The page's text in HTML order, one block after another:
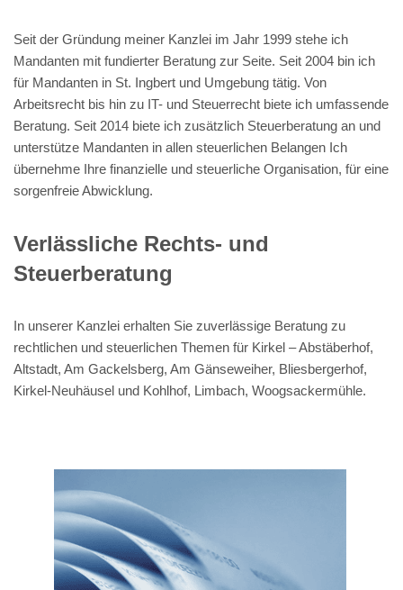
Seit der Gründung meiner Kanzlei im Jahr 1999 stehe ich
Mandanten mit fundierter Beratung zur Seite. Seit 2004 bin ich
für Mandanten in St. Ingbert und Umgebung tätig. Von
Arbeitsrecht bis hin zu IT- und Steuerrecht biete ich umfassende
Beratung. Seit 2014 biete ich zusätzlich Steuerberatung an und
unterstütze Mandanten in allen steuerlichen Belangen Ich
übernehme Ihre finanzielle und steuerliche Organisation, für eine
sorgenfreie Abwicklung.
Verlässliche Rechts- und
Steuerberatung
In unserer Kanzlei erhalten Sie zuverlässige Beratung zu
rechtlichen und steuerlichen Themen für Kirkel – Abstäberhof,
Altstadt, Am Gackelsberg, Am Gänseweiher, Bliesbergerhof,
Kirkel-Neuhäusel und Kohlhof, Limbach, Woogsackermühle.